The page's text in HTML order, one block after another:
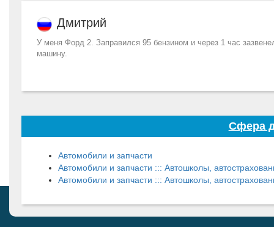
Дмитрий
У меня Форд 2. Заправился 95 бензином и через 1 час
машину.
Сфера
Автомобили и запчасти
Автомобили и запчасти ::: Автошколы,
Автомобили и запчасти ::: Автошколы,